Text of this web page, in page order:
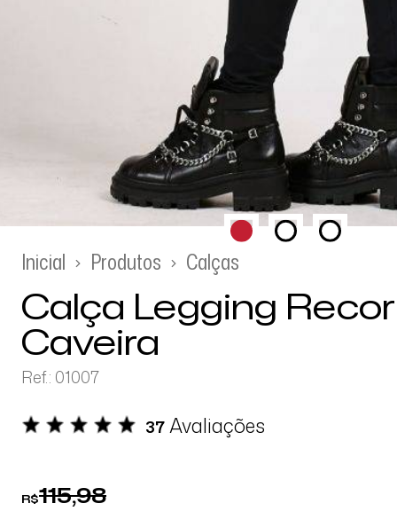
Inicial Produtos Calças
Calça Legging
Caveira
Ref.: 01007
37Avaliações
R$115,98